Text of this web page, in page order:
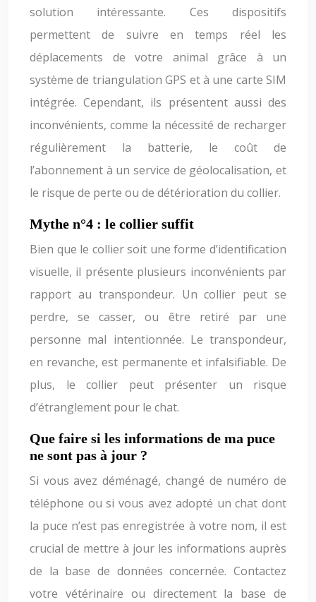
solution intéressante. Ces dispositifs
permettent de suivre en temps réel les
déplacements de votre animal grâce à un
système de triangulation GPS et à une carte SIM
intégrée. Cependant, ils présentent aussi des
inconvénients, comme la nécessité de recharger
régulièrement la batterie, le coût de
l’abonnement à un service de géolocalisation, et
le risque de perte ou de détérioration du collier.
Mythe n°4 : le collier suffit
Bien que le collier soit une forme d’identification
visuelle, il présente plusieurs inconvénients par
rapport au transpondeur. Un collier peut se
perdre, se casser, ou être retiré par une
personne mal intentionnée. Le transpondeur,
en revanche, est permanente et infalsifiable. De
plus, le collier peut présenter un risque
d’étranglement pour le chat.
Que faire si les informations de ma puce
ne sont pas à jour ?
Si vous avez déménagé, changé de numéro de
téléphone ou si vous avez adopté un chat dont
la puce n’est pas enregistrée à votre nom, il est
crucial de mettre à jour les informations auprès
de la base de données concernée. Contactez
votre vétérinaire ou directement la base de